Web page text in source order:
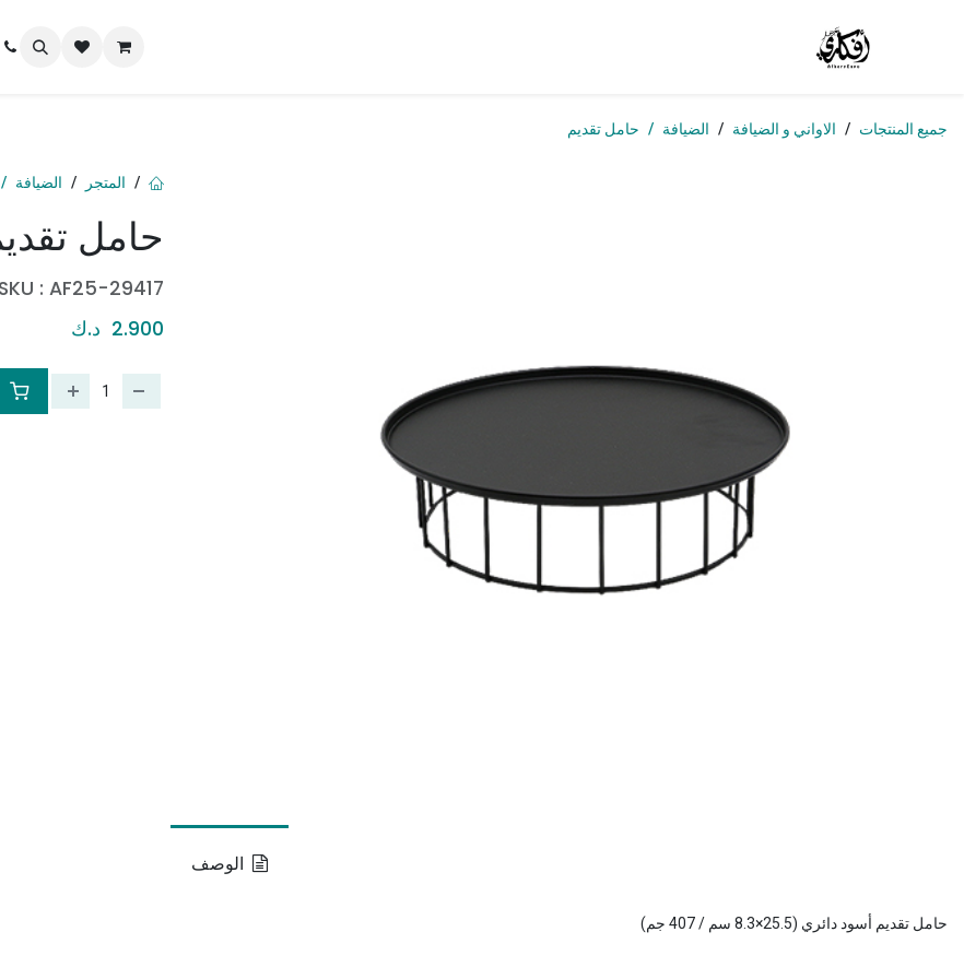
جميع المنتجات الاواني و الضيافة الضيافة حامل تقديم
حامل
SKU : AF25-29417
2.900 د.ك
المتجر الضيافة
الوصف
حامل تقديم أسود دائري (25.5×8.3 سم / 407 جم)